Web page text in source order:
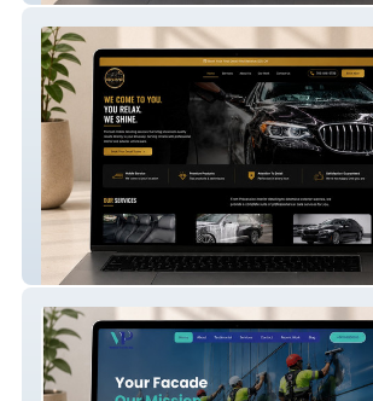
Shine Society Detailing – Premium Mobile
Auto Detailing Website